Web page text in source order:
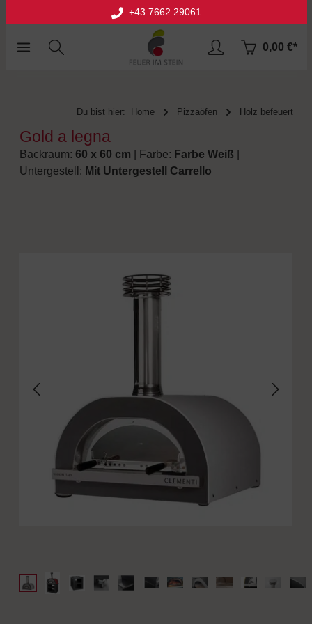
+43 7662 29061
0,00 €*
Du bist hier: Home Pizzaöfen Holz befeuert
Gold a legna
Backraum: 60 x 60 cm | Farbe: Farbe Weiß
Untergestell: Mit Untergestell Carrello